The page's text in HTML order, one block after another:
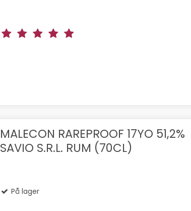
MALECON RAREPROOF 17YO 51,2%
SAVIO S.R.L. RUM (70CL)
På lager